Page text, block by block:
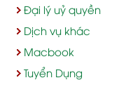
Đại lý uỷ quyền
Dịch vụ khác
Macbook
Tuyển Dụng